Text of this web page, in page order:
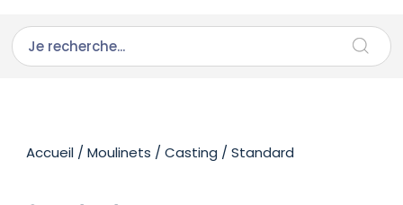
Accueil /Moulinets /Casting / Standard